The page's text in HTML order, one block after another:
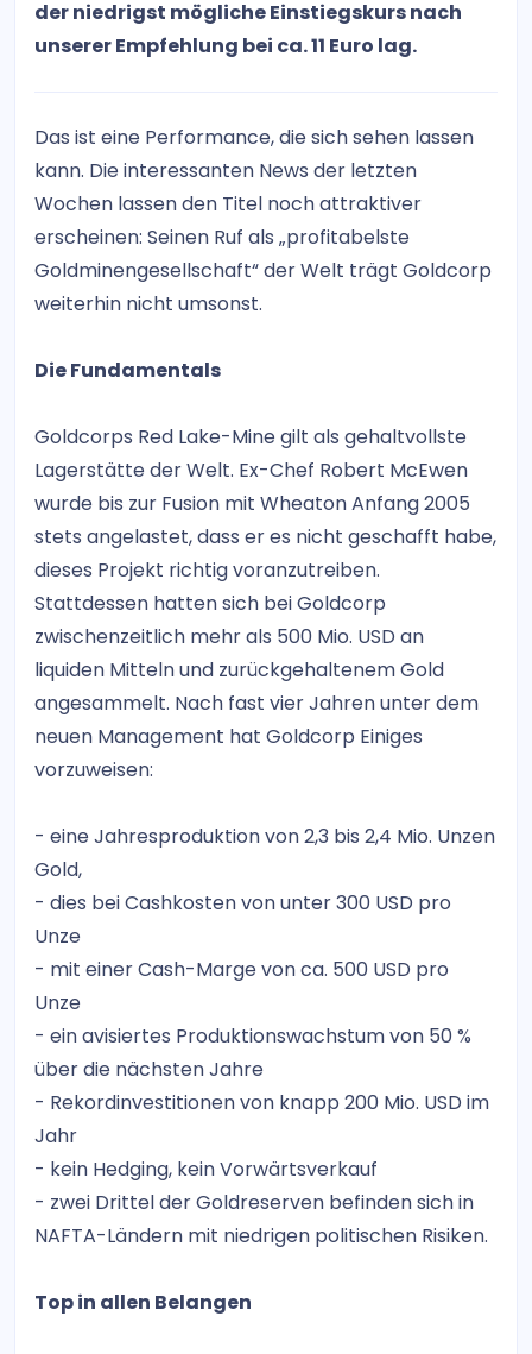
der niedrigst mögliche Einstiegskurs nach
unserer Empfehlung bei ca. 11 Euro lag.
Das ist eine Performance, die sich sehen lassen
kann. Die interessanten News der letzten
Wochen lassen den Titel noch attraktiver
erscheinen: Seinen Ruf als „profitabelste
Goldminengesellschaft“ der Welt trägt Goldcorp
weiterhin nicht umsonst.
Die Fundamentals
Goldcorps Red Lake-Mine gilt als gehaltvollste
Lagerstätte der Welt. Ex-Chef Robert McEwen
wurde bis zur Fusion mit Wheaton Anfang 2005
stets angelastet, dass er es nicht geschafft habe,
dieses Projekt richtig voranzutreiben.
Stattdessen hatten sich bei Goldcorp
zwischenzeitlich mehr als 500 Mio. USD an
liquiden Mitteln und zurückgehaltenem Gold
angesammelt. Nach fast vier Jahren unter dem
neuen Management hat Goldcorp Einiges
vorzuweisen:
- eine Jahresproduktion von 2,3 bis 2,4 Mio. Unzen
Gold,
- dies bei Cashkosten von unter 300 USD pro
Unze
- mit einer Cash-Marge von ca. 500 USD pro
Unze
- ein avisiertes Produktionswachstum von 50 %
über die nächsten Jahre
- Rekordinvestitionen von knapp 200 Mio. USD im
Jahr
- kein Hedging, kein Vorwärtsverkauf
- zwei Drittel der Goldreserven befinden sich in
NAFTA-Ländern mit niedrigen politischen Risiken.
Top in allen Belangen